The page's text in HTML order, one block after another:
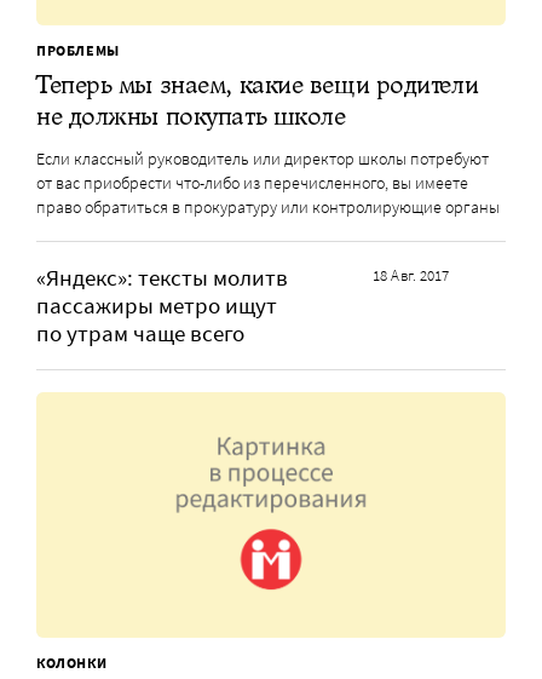
ПРОБЛЕМЫ
Теперь мы знаем, какие вещи родители
не должны покупать школе
Если классный руководитель или директор школы потребуют
от вас приобрести что-либо из перечисленного, вы имеете
право обратиться в прокуратуру или контролирующие органы
«Яндекс»: тексты молитв
пассажиры метро ищут
по утрам чаще всего
18 Авг. 2017
КОЛОНКИ